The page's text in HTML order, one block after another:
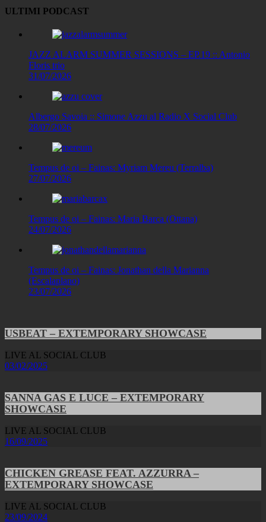
ULTIMI PODCAST
JAZZ ALARM SUMMER SESSIONS – EP.19 :: Antonio
Floris trio
31/07/2026
Albergo Savoia :: Simone Azzu al Radio X Social Club
28/07/2026
Tempus de oi – Fainas: Myriam Mereu (Terralba)
27/07/2026
Tempus de oi – Fainas: Maria Barca (Ottana)
24/07/2026
Tempus de oi – Fainas: Jonathan della Marianna
(Escalaplano)
23/07/2026
USBEAT – EXTEMPORARY SHOWCASE
LIVE AL SOCIAL CLUB
03/02/2025
SANNA GAS E LUCE – EXTEMPORARY
SHOWCASE
LIVE AL SOCIAL CLUB
16/09/2025
CHICKEN GREASE FEAT. AZZURRA –
EXTEMPORARY SHOWCASE
LIVE AL SOCIAL CLUB
23/09/2024